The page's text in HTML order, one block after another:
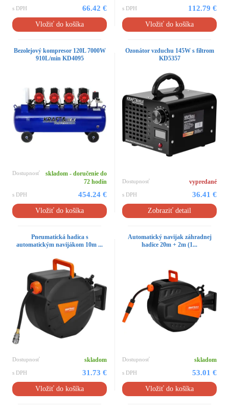
s DPH 66.42 €
Vložiť do košíka
s DPH 112.79 €
Vložiť do košíka
Bezolejový kompresor 120L 7000W
910L/min KD4095
Dostupnosť
skladom - doručenie do
72 hodín
s DPH 454.24 €
Vložiť do košíka
Ozonátor vzduchu 145W s filtrom
KD5357
Dostupnosť vypredané
s DPH 36.41 €
Zobraziť detail
Pneumatická hadica s
automatickým navijákom 10m ...
Dostupnosť skladom
s DPH 31.73 €
Vložiť do košíka
Automatický navijak záhradnej
hadice 20m + 2m (1...
Dostupnosť skladom
s DPH 53.01 €
Vložiť do košíka